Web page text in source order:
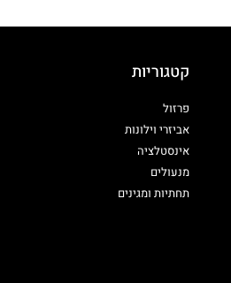
קטגוריות
פרזול
אביזרי וילונות
אינסטלציה
מנעולים
תחתיות ומגינים